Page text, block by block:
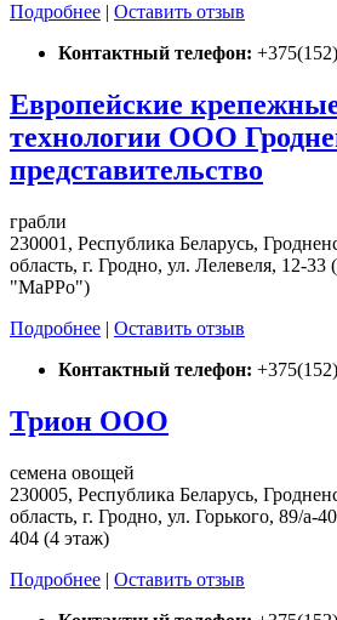
Подробнее | Оставить отзыв
Контактный телефон:
Европейские
технологии ООО
представительство
грабли
230001, Республика Беларусь,
область, г. Гродно, ул. Лелевеля, 12-33
"МаРРо")
Подробнее | Оставить отзыв
Контактный телефон:
Трион ООО
семена овощей
230005, Республика Беларусь,
область, г. Гродно, ул. Горького, 89/а-
404 (4 этаж)
Подробнее | Оставить отзыв